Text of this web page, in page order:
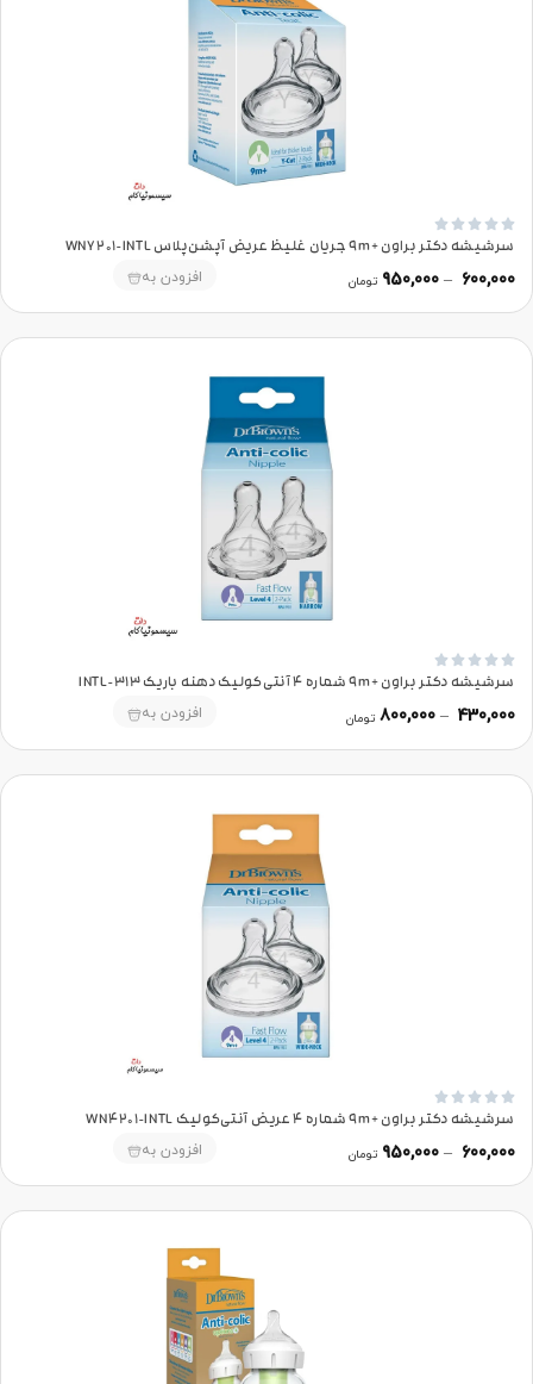





سرشیشه دکتر براون +9m جریان غلیظ عریض آپشن‌پلاس WNY201-INTL
600,000
–
950,000 تومان افزودن به





سرشیشه دکتر براون +9m شماره 4 آنتی‌کولیک دهنه باریک 313-INTL
430,000
–
800,000 تومان افزودن به





سرشیشه دکتر براون +9m شماره 4 عریض آنتی‌کولیک WN4201-INTL
600,000
–
950,000 تومان افزودن به